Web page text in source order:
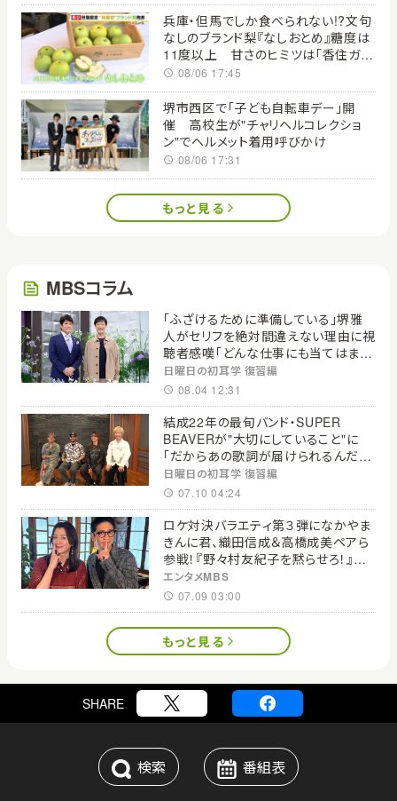
兵庫・但馬でしか食べられない!?文句
なしのブランド梨『なしおとめ』糖度は
11度以上 甘さのヒミツは「香住ガ
ニ」【開発に23年】
08/06 17:45
堺市西区で「子ども自転車デー」開
催 高校生が"チャリヘルコレクショ
ン"でヘルメット着用呼びかけ
08/06 17:31
もっと見る
MBSコラム
「ふざけるために準備している」堺雅
人がセリフを絶対間違えない理由に視
聴者感嘆「どんな仕事にも当てはま
る」【日曜日の初耳学】
日曜日の初耳学 復習編
08.04 12:31
結成22年の最旬バンド・SUPER
BEAVERが"大切にしていること"に
「だからあの歌詞が届けられるんだ」
共感の声＜日曜日の初耳学＞
日曜日の初耳学 復習編
07.10 04:24
ロケ対決バラエティ第３弾になかやま
きんに君、織田信成＆高橋成美ペアら
参戦！『野々村友紀子を黙らせろ！』１２
日（日）昼に放送！
エンタメMBS
07.09 03:00
もっと見る
SHARE
検索 番組表